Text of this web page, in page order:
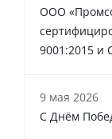
ООО
9001:2015 и
9 мая 2026
С Днём